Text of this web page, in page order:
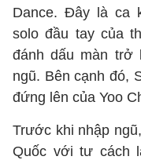
Dance. Đây là ca
solo đầu tay của
đánh dấu màn trở
ngũ. Bên cạnh đó,
đứng lên của Yoo
Trước khi nhập
Quốc với tư cách